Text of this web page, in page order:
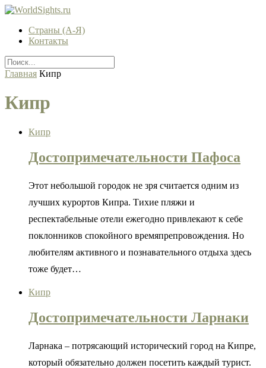
Страны (А-Я)
Контакты
Главная Кипр
Кипр
Кипр
Достопримечательности Пафоса
Этот небольшой городок не зря считается одним из
лучших курортов Кипра. Тихие пляжи и
респектабельные отели ежегодно привлекают к себе
поклонников спокойного времяпрепровождения. Но
любителям активного и познавательного отдыха здесь
тоже будет…
Кипр
Достопримечательности Ларнаки
Ларнака – потрясающий исторический город на Кипре,
который обязательно должен посетить каждый турист.